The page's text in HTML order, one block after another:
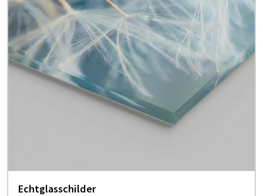
Echtglasschilder